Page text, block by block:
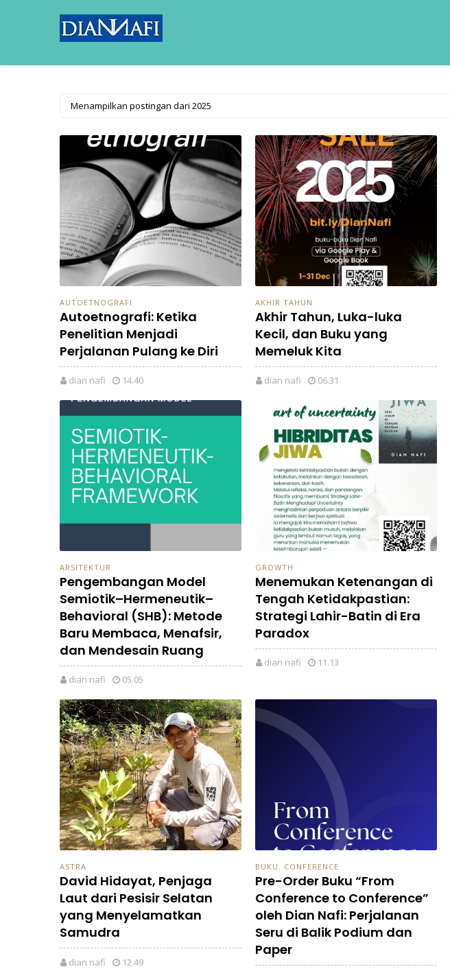
Menampilkan postingan dari 2025
AUTOETNOGRAFI
Autoetnografi: Ketika
Penelitian Menjadi
Perjalanan Pulang ke Diri
dian nafi 14.40
AKHIR TAHUN
Akhir Tahun, Luka-luka
Kecil, dan Buku yang
Memeluk Kita
dian nafi 06.31
ARSITEKTUR
Pengembangan Model
Semiotik–Hermeneutik–
Behavioral (SHB): Metode
Baru Membaca, Menafsir,
dan Mendesain Ruang
dian nafi 05.05
GROWTH
Menemukan Ketenangan di
Tengah Ketidakpastian:
Strategi Lahir-Batin di Era
Paradox
dian nafi 11.13
ASTRA
David Hidayat, Penjaga
Laut dari Pesisir Selatan
yang Menyelamatkan
Samudra
dian nafi 12.49
BUKU. CONFERENCE
Pre-Order Buku “From
Conference to Conference”
oleh Dian Nafi: Perjalanan
Seru di Balik Podium dan
Paper